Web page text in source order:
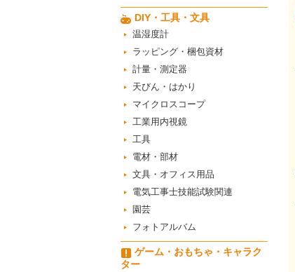
DIY・工具・文具
温湿度計
ラッピング・梱包資材
計量・測定器
天びん・はかり
マイクロスコープ
工業用内視鏡
工具
電材・部材
文具・オフィス用品
電気工事士技能試験関連
園芸
フォトアルバム
ゲーム・おもちゃ・キャラク
ター